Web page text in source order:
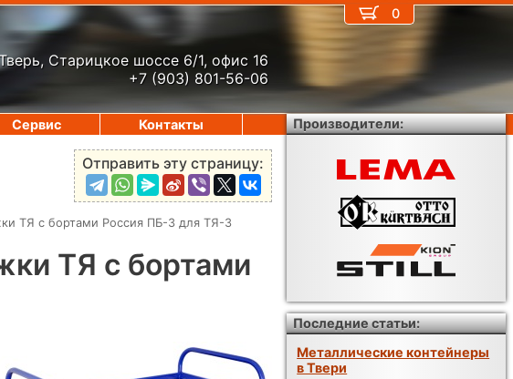
Старицкое шоссе 6/1, офис 16
+7 (903) 801-56-06
Отправить эту страницу:
ТЯ с бортами Россия ПБ-3 для ТЯ-3
ТЯ с бортами
0
Сервис Контакты Производители:
Последние статьи:
Металлические контейнеры
в Твери